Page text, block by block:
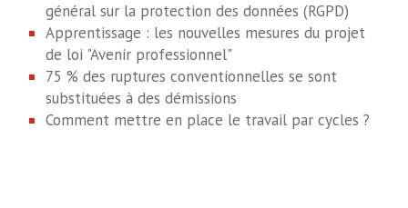
général sur la protection des données (RGPD)
Apprentissage : les nouvelles mesures du projet
de loi "Avenir professionnel"
75 % des ruptures conventionnelles se sont
substituées à des démissions
Comment mettre en place le travail par cycles ?